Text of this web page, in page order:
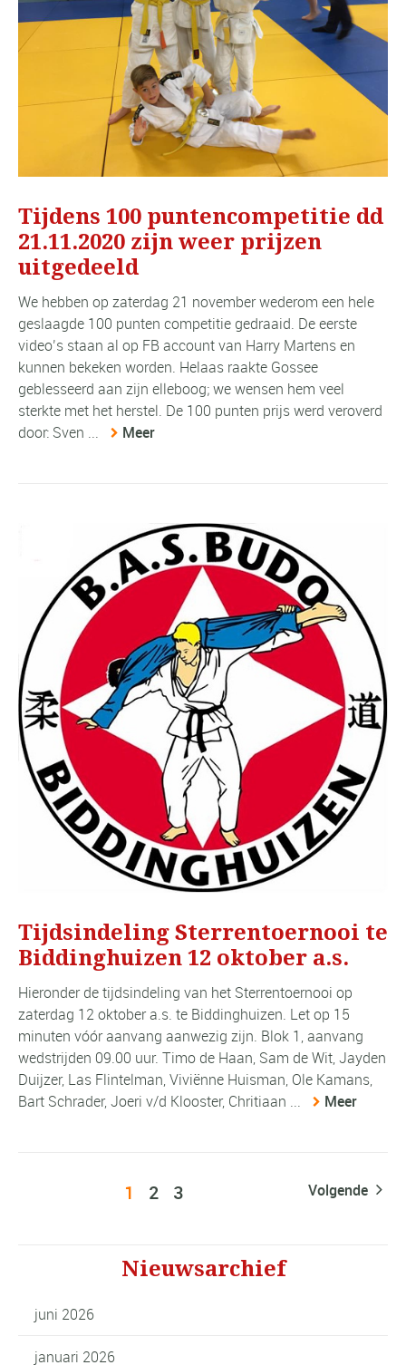
Tijdens 100 puntencompetitie dd
21.11.2020 zijn weer prijzen
uitgedeeld
We hebben op zaterdag 21 november wederom een hele
geslaagde 100 punten competitie gedraaid. De eerste
video’s staan al op FB account van Harry Martens en
kunnen bekeken worden. Helaas raakte Gossee
geblesseerd aan zijn elleboog; we wensen hem veel
sterkte met het herstel. De 100 punten prijs werd veroverd
door: Sven ...
Meer
Tijdsindeling Sterrentoernooi te
Biddinghuizen 12 oktober a.s.
Hieronder de tijdsindeling van het Sterrentoernooi op
zaterdag 12 oktober a.s. te Biddinghuizen. Let op 15
minuten vóór aanvang aanwezig zijn. Blok 1, aanvang
wedstrijden 09.00 uur. Timo de Haan, Sam de Wit, Jayden
Duijzer, Las Flintelman, Viviënne Huisman, Ole Kamans,
Bart Schrader, Joeri v/d Klooster, Chritiaan ...
Meer
1 2 3 Volgende
Nieuwsarchief
juni 2026
januari 2026